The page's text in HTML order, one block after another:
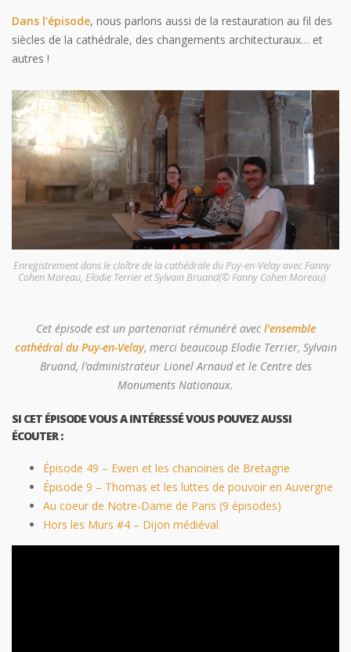
Dans l’épisode, nous parlons aussi de la restauration au fil des
siècles de la cathédrale, des changements architecturaux… et
autres !
Enregistrement dans le cloître de la cathédrale du Puy-en-Velay avec Fanny
Cohen Moreau, Elodie Terrier et Sylvain Bruand(© Fanny Cohen Moreau)
Cet épisode est un partenariat rémunéré avecl’ensemble
cathédral du Puy-en-Velay, merci beaucoup Elodie Terrier, Sylvain
Bruand, l’administrateur Lionel Arnaud et le Centre des
Monuments Nationaux.
SI CET ÉPISODE VOUS A INTÉRESSÉ VOUS POUVEZ AUSSI
ÉCOUTER :
Épisode 49 – Ewen et les chanoines de Bretagne
Épisode 9 – Thomas et les luttes de pouvoir en Auvergne
Au coeur de Notre-Dame de Paris (9 épisodes)
Hors les Murs #4 – Dijon médiéval